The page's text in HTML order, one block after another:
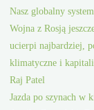
Nasz globalny
Wojna z Rosją
ucierpi najbardziej,
klimatyczne i
Raj Patel
Jazda po szynach w